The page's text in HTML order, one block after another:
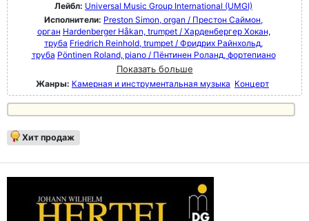
Лейбл: Universal Music Group International (UMGI)
Исполнители: Preston Simon, organ / Престон Саймон,
орган Hardenberger Håkan, trumpet / Харденбергер Хокан,
труба Friedrich Reinhold, trumpet / Фридрих Райнхольд,
труба Pöntinen Roland, piano / Пёнтинен Роланд, фортепиано
Показать больше
Жанры: Камерная и инструментальная музыка Концерт
Хит продаж